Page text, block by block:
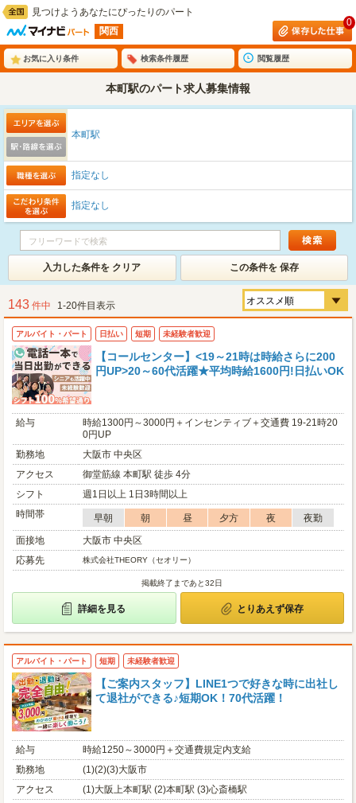
見つけようあなたにぴったりのパート
関西
0
お気に入り条件 検索条件履歴 閲覧履歴
本町駅のパート求人募集情報
本町駅
指定なし
指定なし
入力した条件を クリア この条件を 保存
143 件中 1-20件目表示
アルバイト・パート 日払い 短期 未経験者歓迎
【コールセンター】<19～21時は時給さらに200
円UP>20～60代活躍★平均時給1600円!日払いOK
給与
時給1300円～3000円＋インセンティブ＋交通費 19-21時20
0円UP
勤務地
大阪市 中央区
アクセス
御堂筋線 本町駅 徒歩 4分
シフト
週1日以上 1日3時間以上
時間帯
早朝 朝 昼 夕方 夜
夜勤
面接地
大阪市 中央区
応募先
株式会社THEORY（セオリー）
掲載終了まであと32日
詳細を見る とりあえず保存
アルバイト・パート 短期 未経験者歓迎
【ご案内スタッフ】LINE1つで好きな時に出社し
て退社ができる♪短期OK！70代活躍！
給与
時給1250～3000円＋交通費規定内支給
勤務地
(1)(2)(3)大阪市
アクセス
(1)大阪上本町駅 (2)本町駅 (3)心斎橋駅